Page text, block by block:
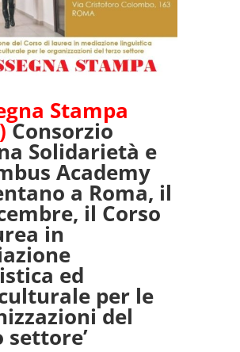
Stampa
Consorzio
Solidarietà e
Academy
a Roma, il
il Corso
in
ed
per le
del
settore’